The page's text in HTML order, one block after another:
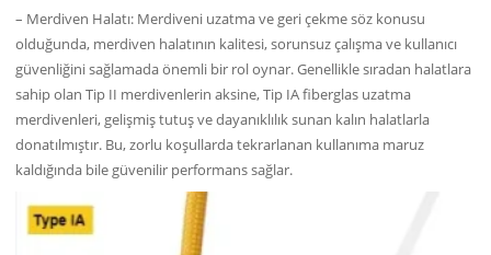
– Merdiven Halatı: Merdiveni uzatma ve geri çekme söz konusu
olduğunda, merdiven halatının kalitesi, sorunsuz çalışma ve kullanıcı
güvenliğini sağlamada önemli bir rol oynar. Genellikle sıradan halatlara
sahip olan Tip II merdivenlerin aksine, Tip IA fiberglas uzatma
merdivenleri, gelişmiş tutuş ve dayanıklılık sunan kalın halatlarla
donatılmıştır. Bu, zorlu koşullarda tekrarlanan kullanıma maruz
kaldığında bile güvenilir performans sağlar.